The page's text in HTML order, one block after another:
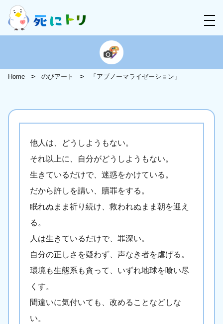
Home のびアート 「アブノーマライゼーション」
他人は、どうしようもない。
それ以上に、自分がどうしようもない。
生きているだけで、迷惑をかけている。
だから許しを請い、贖罪をする。
眠れぬまま祈り続け、救われぬまま朝を迎え
る。
人は生きているだけで、罪深い。
自分の正しさを疑わず、声なき者を虐げる。
環境も生態系も貪って、いずれ地球を喰い尽
くす。
間違いに気付いても、改めることなどしな
い。